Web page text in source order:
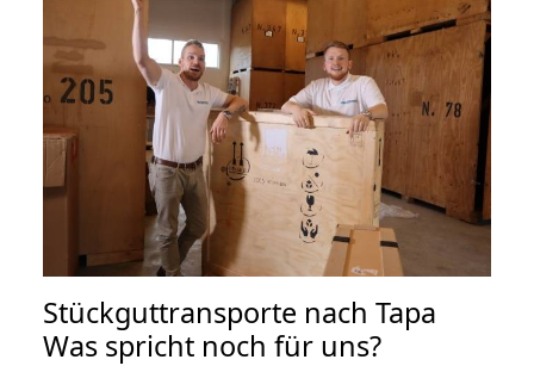
Stückguttransporte nach Tapa
Was spricht noch für uns?